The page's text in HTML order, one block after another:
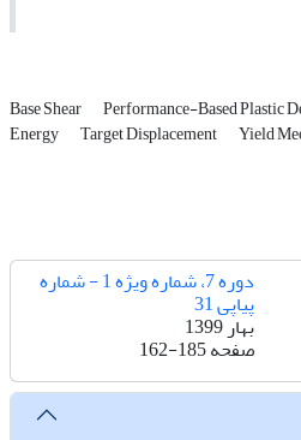
Base Shear Performance-Based Plastic
Energy Target Displacement Yield
دوره 7، شماره ویژه 1 - شماره
پیاپی 31
بهار 1399
صفحه162-185